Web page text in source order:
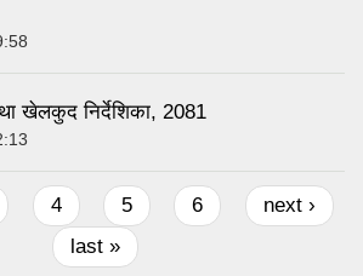
खेलकुद निर्देशिका, 2081
4 5 6
next ›
last »